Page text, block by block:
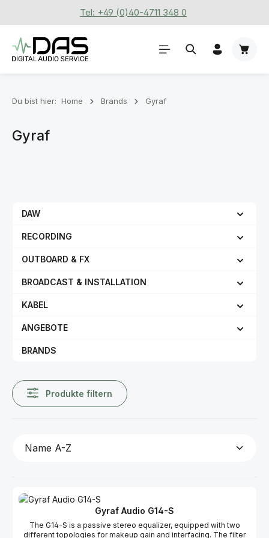
Zum Hauptinhalt springenTel: +49 (0)40-4711 348 0
Du bist hier: Home Brands Gyraf
Gyraf
DAW
RECORDING
OUTBOARD & FX
BROADCAST & INSTALLATION
KABEL
ANGEBOTE
BRANDS
Produkte filtern
Gyraf Audio G14-S
The G14-S is a passive stereo equalizer, equipped with two
different topologies for makeup gain and interfacing. The filter